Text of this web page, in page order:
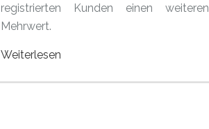
registrierten Kunden einen weiteren
Mehrwert.
Weiterlesen